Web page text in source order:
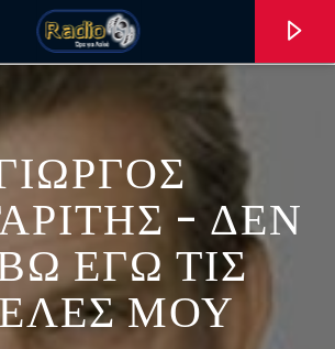
0:00 – ΔΕΝ
ΕΓΏ ΤΙΣ
ΜΟΥ